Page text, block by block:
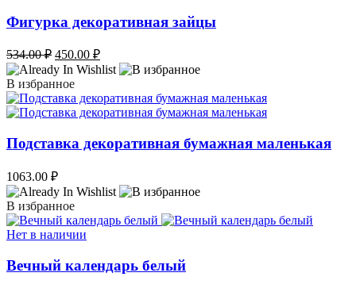
Фигурка декоративная зайцы
534.00₽ Первоначальная
цена
составляла
534.00 ₽.
450.00 ₽Текущая
цена:
В избранное
Подставка декоративная бумажная маленькая
1063.00 ₽
В избранное
Нет в наличии
Вечный календарь белый